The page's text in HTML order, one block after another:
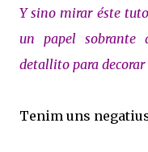
Y sino mirar éste
un papel sobrante
detallito para
Tenim uns